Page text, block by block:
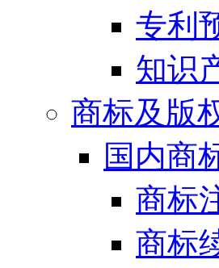
专利
知识
商标及版
国内商
商标
商标